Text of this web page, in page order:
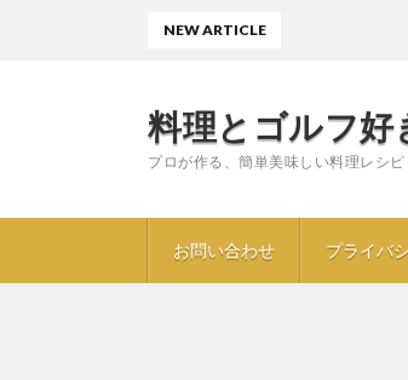
料理とゴルフ好
プロが作る、簡単美味しい料理レシピ
お問い合わせ プライバ
NEW ARTICLE